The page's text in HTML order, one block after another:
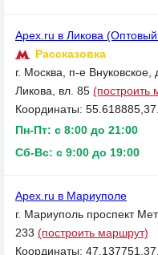
Apex.ru в Ликова (Оптовый
Рассказовка
г. Москва, п-е Внуковское,
Ликова, вл. 85 (построить
Координаты:
Пн-Пт: с 8:00 до 21:00
Сб-Вс: с 9:00 до 19:00
Apex.ru в Мариуполе
г. Мариуполь проспект
233 (построить маршрут)
Координаты: